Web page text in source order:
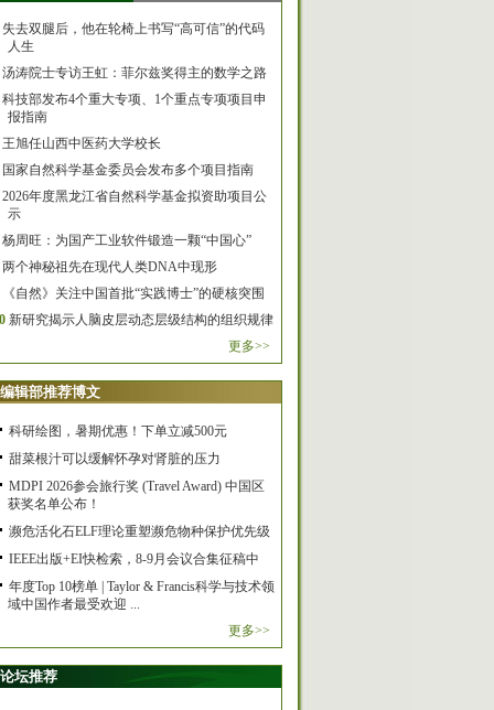
失去双腿后，他在轮椅上书写“高可信”的代码
人生
汤涛院士专访王虹：菲尔兹奖得主的数学之路
科技部发布4个重大专项、1个重点专项项目申
报指南
王旭任山西中医药大学校长
国家自然科学基金委员会发布多个项目指南
2026年度黑龙江省自然科学基金拟资助项目公
示
杨周旺：为国产工业软件锻造一颗“中国心”
两个神秘祖先在现代人类DNA中现形
《自然》关注中国首批“实践博士”的硬核突围
新研究揭示人脑皮层动态层级结构的组织规律
更多>>
编辑部推荐博文
科研绘图，暑期优惠！下单立减500元
甜菜根汁可以缓解怀孕对肾脏的压力
MDPI 2026参会旅行奖 (Travel Award) 中国区
获奖名单公布！
濒危活化石ELF理论重塑濒危物种保护优先级
IEEE出版+EI快检索，8-9月会议合集征稿中
年度Top 10榜单 | Taylor & Francis科学与技术领
域中国作者最受欢迎 ...
更多>>
论坛推荐